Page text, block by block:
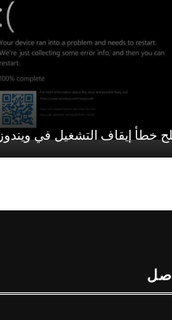
خطأ إيقاف التشغيل في ويندوز